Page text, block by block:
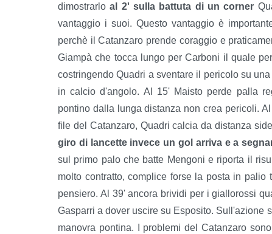
dimostrarloal 2' sulla battuta di un corner
vantaggio i suoi. Questo vantaggio è
perchè il Catanzaro prende coraggio e
Giampà che tocca lungo per Carboni il quale
costringendo Quadri a sventare il pericolo su
in calcio d'angolo. Al 15' Maisto perde palla
pontino dalla lunga distanza non crea pericoli.
file del Catanzaro, Quadri calcia da distanza
giro di lancette invece un gol arriva e a
sul primo palo che batte Mengoni e riporta il
molto contratto, complice forse la posta in
pensiero. Al 39' ancora brividi per i giallorossi
Gasparri a dover uscire su Esposito. Sull'azione
manovra pontina. I problemi del Catanzaro